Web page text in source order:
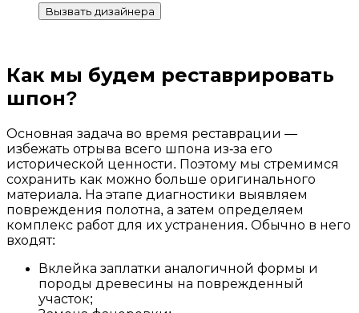
Вызвать дизайнера
Как мы будем реставрировать
шпон?
Основная задача во время реставрации —
избежать отрыва всего шпона из-за его
исторической ценности. Поэтому мы стремимся
сохранить как можно больше оригинального
материала. На этапе диагностики выявляем
повреждения полотна, а затем определяем
комплекс работ для их устранения. Обычно в него
входят:
Вклейка заплатки аналогичной формы и
породы древесины на поврежденный
участок;